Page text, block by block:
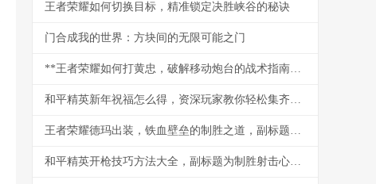
王者荣耀如何切换目标，精准锁定决胜峡谷的秘诀
门合成我的世界：方块间的无限可能之门
**王者荣耀如何打黄忠，破解移动炮台的战术指南，副标题，从对线到团战的全面克制之道**
和平精英新年祝福怎么得，资深玩家教你轻松集齐贺岁福利
王者荣耀德玛出装，铁血壁垒的制胜之道，副标题为峡谷坦王的装备哲学
和平精英开枪技巧方法大全，副标题为制胜射击心得分享